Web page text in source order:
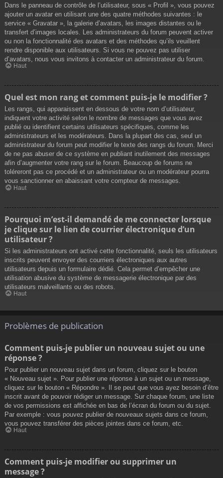
Dans le panneau de contrôle de l’utilisateur, sous « Profil », vous pouvez
ajouter un avatar en utilisant une des quatre méthodes suivantes : le
service « Gravatar », la galerie d’avatars, les images distantes ou le
transfert d’images locales. Les administrateurs du forum peuvent activer
ou non la fonctionnalité des avatars et des méthodes qu’ils veuillent
rendre disponible aux utilisateurs. Si vous ne pouvez pas utiliser
d’avatars, nous vous invitons à contacter un administrateur du forum.
Haut
Quel est mon rang et comment puis-je le modifier ?
Les rangs, qui apparaissent en dessous de votre nom d’utilisateur,
indiquent votre activité selon le nombre de messages que vous avez
publié ou identifient certains utilisateurs spécifiques, comme les
administrateurs et les modérateurs. Dans la plupart des cas, seul un
administrateur du forum peut modifier le texte des rangs du forum. Merci
de ne pas abuser de ce système en publiant inutilement des messages
afin d’augmenter votre rang sur le forum. Beaucoup de forums ne
toléreront pas ce procédé et un administrateur ou un modérateur pourra
vous sanctionner en abaissant votre compteur de messages.
Haut
Pourquoi m’est-il demandé de me connecter lorsque
je clique sur le lien de courrier électronique d’un
utilisateur ?
Si les administrateurs ont activé cette fonctionnalité, seuls les utilisateurs
inscrits peuvent envoyer des courriers électroniques aux autres
utilisateurs depuis un formulaire dédié. Cela permet d’empêcher une
utilisation abusive du système de messagerie électronique par des
utilisateurs malveillants ou des robots.
Haut
Problèmes de publication
Comment puis-je publier un nouveau sujet ou une
réponse ?
Pour publier un nouveau sujet dans un forum, cliquez sur le bouton
« Nouveau sujet ». Pour publier une réponse à un sujet ou un message,
cliquez sur le bouton « Répondre ». Il se peut que vous ayez besoin d’être
inscrit avant de pouvoir rédiger un message. Sur chaque forum, une liste
de vos permissions est affichée en bas de l’écran du forum ou du sujet.
Par exemple : vous pouvez publier de nouveaux sujets dans ce forum,
vous pouvez transférer des pièces jointes dans ce forum, etc.
Haut
Comment puis-je modifier ou supprimer un
message ?